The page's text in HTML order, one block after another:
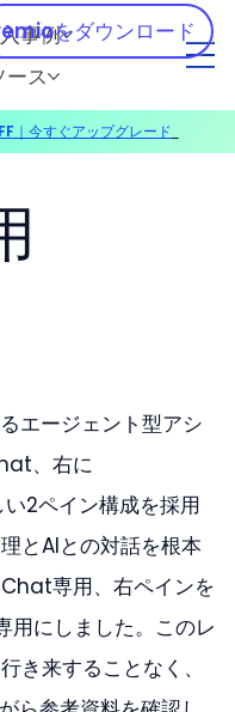
事例
ース
をダウンロード
エージェント型アシ
、右に
2ペイン構成を採用
とAIとの対話を根本
専用、右ペインを
にしました。このレ
き来することなく、
｜今すぐアップグレード